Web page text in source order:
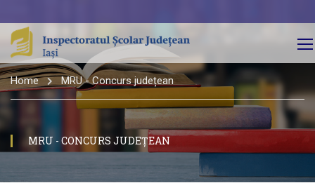
Home MRU - Concurs județean
MRU - CONCURS JUDEȚEAN